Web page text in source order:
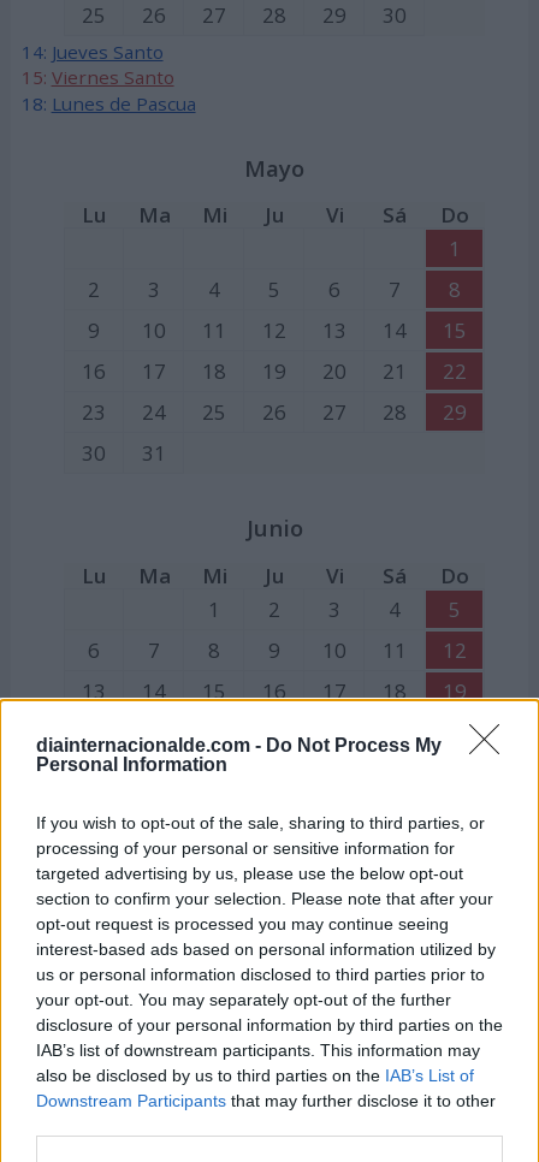
diainternacionalde.com - Do Not Process My
Personal Information
If you wish to opt-out of the sale, sharing to third parties, or
processing of your personal or sensitive information for
targeted advertising by us, please use the below opt-out
section to confirm your selection. Please note that after your
opt-out request is processed you may continue seeing
interest-based ads based on personal information utilized by
us or personal information disclosed to third parties prior to
your opt-out. You may separately opt-out of the further
disclosure of your personal information by third parties on the
IAB’s list of downstream participants. This information may
also be disclosed by us to third parties on the IAB’s List of
Downstream Participants that may further disclose it to other
25
26 27 28 29 30
14: Jueves Santo
15: Viernes Santo
18: Lunes de Pascua
Mayo
Lu Ma Mi Ju Vi Sá
Do
1
2
3 4 5 6 7
8
9
10 11 12 13 14
15
16
17 18 19 20 21
22
23
24 25 26 27 28
29
30
31
Junio
Lu Ma Mi Ju Vi Sá
Do
1
2 3 4
5
6
7 8 9 10 11
12
13
14 15 16 17 18
19
20
21 23 24
27
28 29
Julio
Lu Ma Mi Ju Vi Sá
Do
1
2
4
5 6 7 8 9
10
11
12 13 14 15 16
17
18
19 20 21 22 23
24
25
26 27 28 29 30 31